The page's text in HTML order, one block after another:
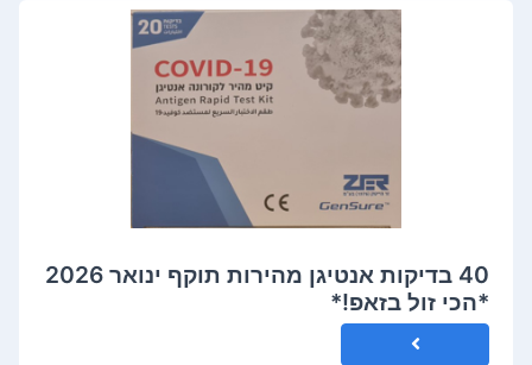
40 בדיקות אנטיגן מהירות תוקף ינואר 2026
*הכי זול בזאפ!*